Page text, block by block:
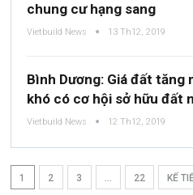
chung cư hạng sang
Vietbuild News 13 Th12, 2019
Bình Dương: Giá đất tăng
khó có cơ hội sở hữu đất
Vietbuild News 12 Th12, 2019
1 2 3 … 22 KẾ